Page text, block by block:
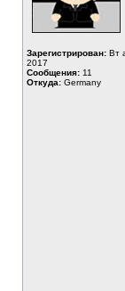
Зарегистрирован: Вт
2017
Сообщения: 11
Откуда: Germany